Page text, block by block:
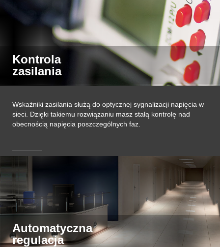
Kontrola
zasilania
Wskaźniki zasilania służą do optycznej sygnalizacji napięcia w
sieci. Dzięki takiemu rozwiązaniu masz stałą kontrolę nad
obecnością napięcia poszczególnych faz.
Automatyczna
regulacja